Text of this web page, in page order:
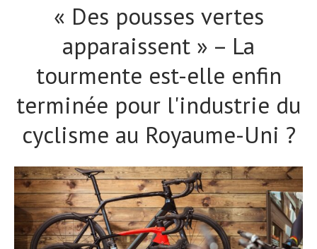
« Des pousses vertes
apparaissent » – La
tourmente est-elle enfin
terminée pour l'industrie du
cyclisme au Royaume-Uni ?